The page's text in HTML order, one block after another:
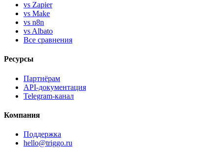
vs Zapier
vs Make
vs n8n
vs Albato
Все сравнения
Ресурсы
Партнёрам
API-документация
Telegram-канал
Компания
Поддержка
hello@triggo.ru